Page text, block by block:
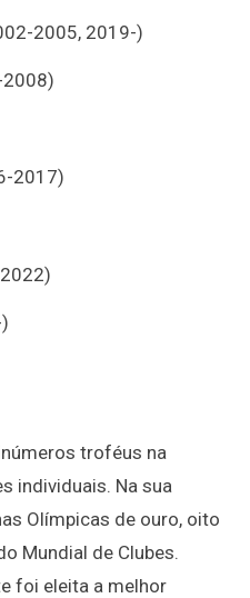
2005, 2019-)
2008)
2017)
troféus na
individuais. Na sua
Olímpicas de ouro, oito
Mundial de Clubes.
foi eleita a melhor